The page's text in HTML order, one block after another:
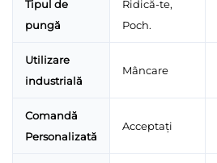
Tipul de
pungă
Ridică-te,
Poch.
Utilizare
industrială
Mâncare
Comandă
Personalizată
Acceptați